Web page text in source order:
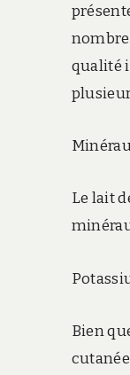
qualité
Le lait
Bien